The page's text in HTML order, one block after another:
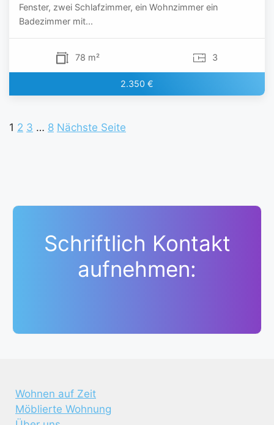
Fenster, zwei Schlafzimmer, ein Wohnzimmer ein
Badezimmer mit...
78 m² 3
2.350 €
1 2 3 … 8 Nächste Seite
Schriftlich Kontakt
aufnehmen:
Wohnen auf Zeit
Möblierte Wohnung